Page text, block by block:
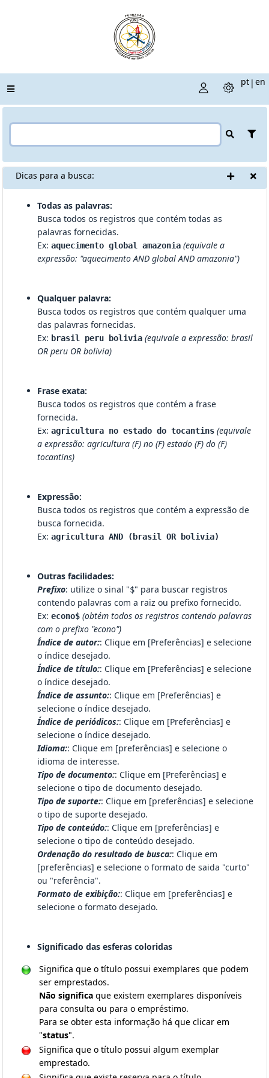
pt | en
Dicas para a busca:
Todas as palavras:
Busca todos os registros que contém todas as
palavras fornecidas.
Ex: aquecimento global amazonia (equivale a
expressão: "aquecimento AND global AND amazonia")
Qualquer palavra:
Busca todos os registros que contém qualquer uma
das palavras fornecidas.
Ex: brasil peru bolivia (equivale a expressão: brasil
OR peru OR bolivia)
Frase exata:
Busca todos os registros que contém a frase
fornecida.
Ex: agricultura no estado do tocantins (equivale
a expressão: agricultura (F) no (F) estado (F) do (F)
tocantins)
Expressão:
Busca todos os registros que contém a expressão de
busca fornecida.
Ex: agricultura AND (brasil OR bolivia)
Outras facilidades:
Prefixo: utilize o sinal "$" para buscar registros
contendo palavras com a raiz ou prefixo fornecido.
Ex: econo$ (obtém todos os registros contendo palavras
com o prefixo "econo")
Índice de autor:: Clique em [Preferências] e selecione
o índice desejado.
Índice de título:: Clique em [Preferências] e selecione
o índice desejado.
Índice de assunto:: Clique em [Preferências] e
selecione o índice desejado.
Índice de periódicos:: Clique em [Preferências] e
selecione o índice desejado.
Idioma:: Clique em [preferências] e selecione o
idioma de interesse.
Tipo de documento:: Clique em [Preferências] e
selecione o tipo de documento desejado.
Tipo de suporte:: Clique em [preferências] e selecione
o tipo de suporte desejado.
Tipo de conteúdo:: Clique em [preferências] e
selecione o tipo de conteúdo desejado.
Ordenação do resultado de busca:: Clique em
[preferências] e selecione o formato de saida "curto"
ou "referência".
Formato de exibição:: Clique em [preferências] e
selecione o formato desejado.
Significado das esferas coloridas
Significa que o título possui exemplares que podem
ser emprestados.
Não significa que existem exemplares disponíveis
para consulta ou para o empréstimo.
Para se obter esta informação há que clicar em
"status".
Significa que o título possui algum exemplar
emprestado.